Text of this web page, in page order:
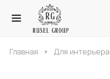
Главная Для интерьера